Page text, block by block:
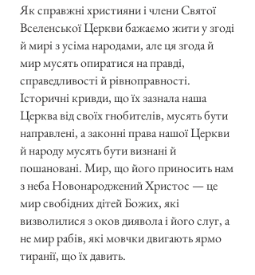
Як справжні християни і члени Святої
Вселенської Церкви бажаємо жити у згоді
й мирі з усіма народами, але ця згода й
мир мусять опиратися на правді,
справедливості й рівноправності.
Історичні кривди, що їх зазнала наша
Церква від своїх гнобителів, мусять бути
направлені, а законні права нашої Церкви
й народу мусять бути визнані й
пошановані. Мир, що його приносить нам
з неба Новонароджений Христос — це
мир свобідних дітей Божих, які
визволилися з оков диявола і його слуг, а
не мир рабів, які мовчки двигають ярмо
тиранії, що їх давить.